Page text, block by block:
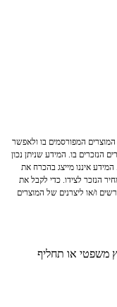
המפורסמים בו ולאפשר
הנזכרים בו. המידע שניתן נכון
איננו מייצג בהכרח את
הנזכר לצידו. כדי לקבל את
ו/או ליצרנים של המוצרים
משפטי או תחליף